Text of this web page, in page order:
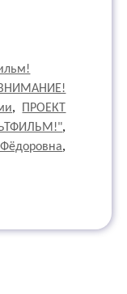
ВНИМАНИЕ!
,
ПРОЕКТ
,
,